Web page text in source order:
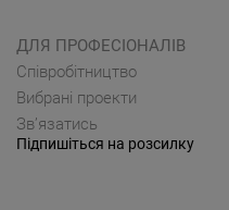
ДЛЯ ПРОФЕСІОНАЛІВ
Cпівробітництво
Вибрані проекти
Зв’язатись
Підпишіться на розсилку